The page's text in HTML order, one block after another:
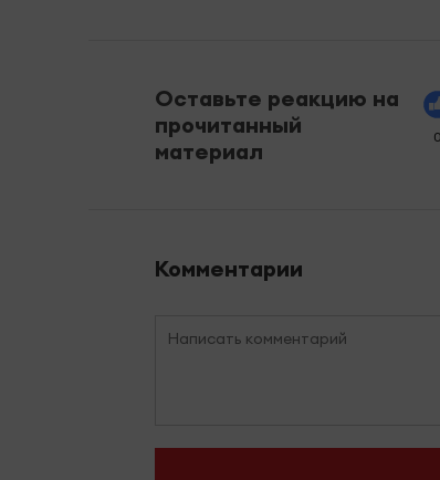
Оставьте реакцию на
прочитанный
материал
0
Комментарии